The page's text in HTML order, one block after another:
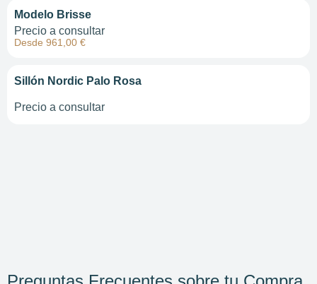
Modelo Brisse
Precio a consultar
Desde 961,00 €
Sillón Nordic Palo Rosa
Precio a consultar